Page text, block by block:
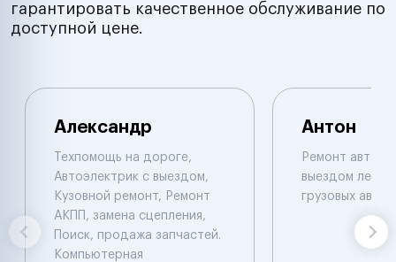
гарантировать качественное обслуживание по
доступной цене.
Александр
Техпомощь на дороге,
Автоэлектрик с выездом,
Кузовной ремонт, Ремонт
АКПП, замена сцепления,
Поиск, продажа запчастей.
Компьютерная
Антон
Ремонт
выездом
грузовых авто